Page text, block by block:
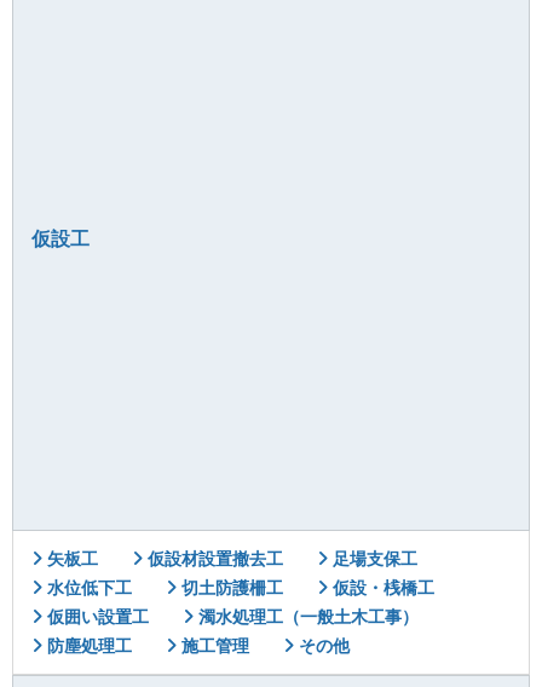
仮設工
矢板工 仮設材設置撤去工
足場支保工
水位低下工
切土防護柵工
仮設・桟橋工
仮囲い設置工
濁水処理工（一般土木工事）
防塵処理工
施工管理 その他